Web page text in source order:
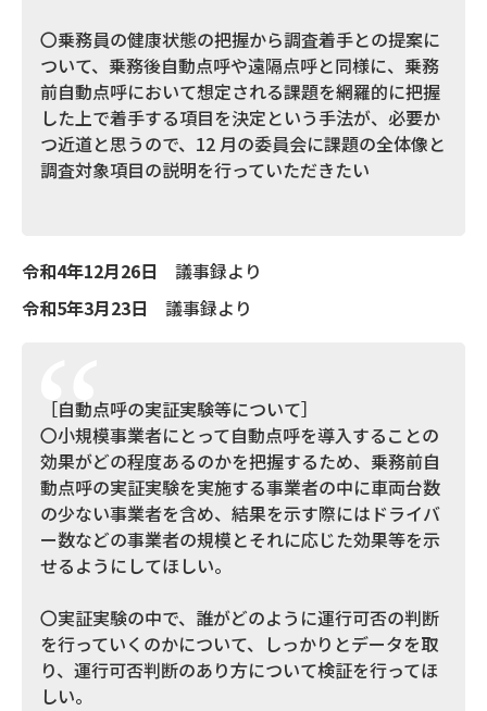
〇乗務員の健康状態の把握から調査着手との提案に
ついて、乗務後自動点呼や遠隔点呼と同様に、乗務
前自動点呼において想定される課題を網羅的に把握
した上で着手する項目を決定という手法が、必要か
つ近道と思うので、12 月の委員会に課題の全体像と
調査対象項目の説明を行っていただきたい
令和4年12月26日 議事録より
令和5年3月23日 議事録より
［自動点呼の実証実験等について］
〇小規模事業者にとって自動点呼を導入することの
効果がどの程度あるのかを把握するため、乗務前自
動点呼の実証実験を実施する事業者の中に車両台数
の少ない事業者を含め、結果を示す際にはドライバ
ー数などの事業者の規模とそれに応じた効果等を示
せるようにしてほしい。
〇実証実験の中で、誰がどのように運行可否の判断
を行っていくのかについて、しっかりとデータを取
り、運行可否判断のあり方について検証を行ってほ
しい。